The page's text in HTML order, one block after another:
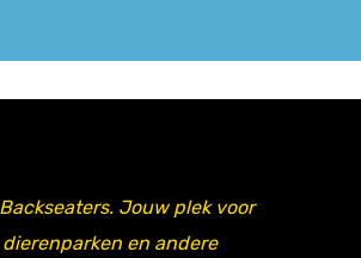
Jouw plek voor
en andere